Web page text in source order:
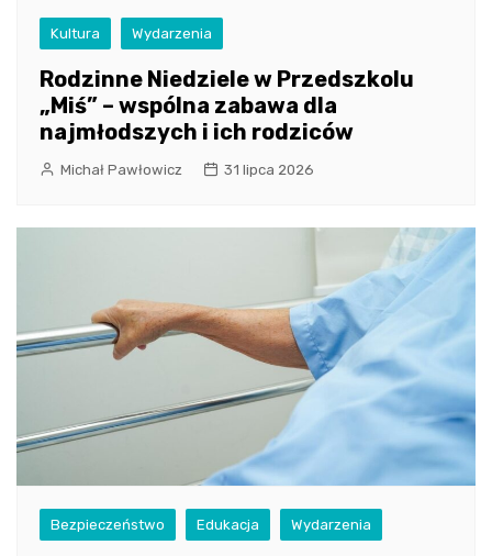
Kultura Wydarzenia
Rodzinne Niedziele w Przedszkolu
„Miś” – wspólna zabawa dla
najmłodszych i ich rodziców
Michał Pawłowicz 31 lipca 2026
Bezpieczeństwo Edukacja Wydarzenia